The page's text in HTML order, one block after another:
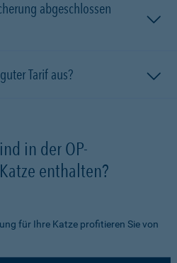
abgeschlossen
Tarif aus?
in der OP-
enthalten?
für Ihre Katze profitieren Sie von